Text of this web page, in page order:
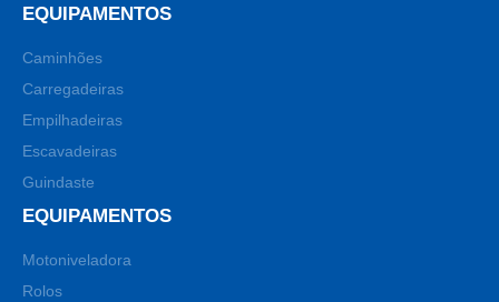
EQUIPAMENTOS
Caminhões
Carregadeiras
Empilhadeiras
Escavadeiras
Guindaste
EQUIPAMENTOS
Motoniveladora
Rolos